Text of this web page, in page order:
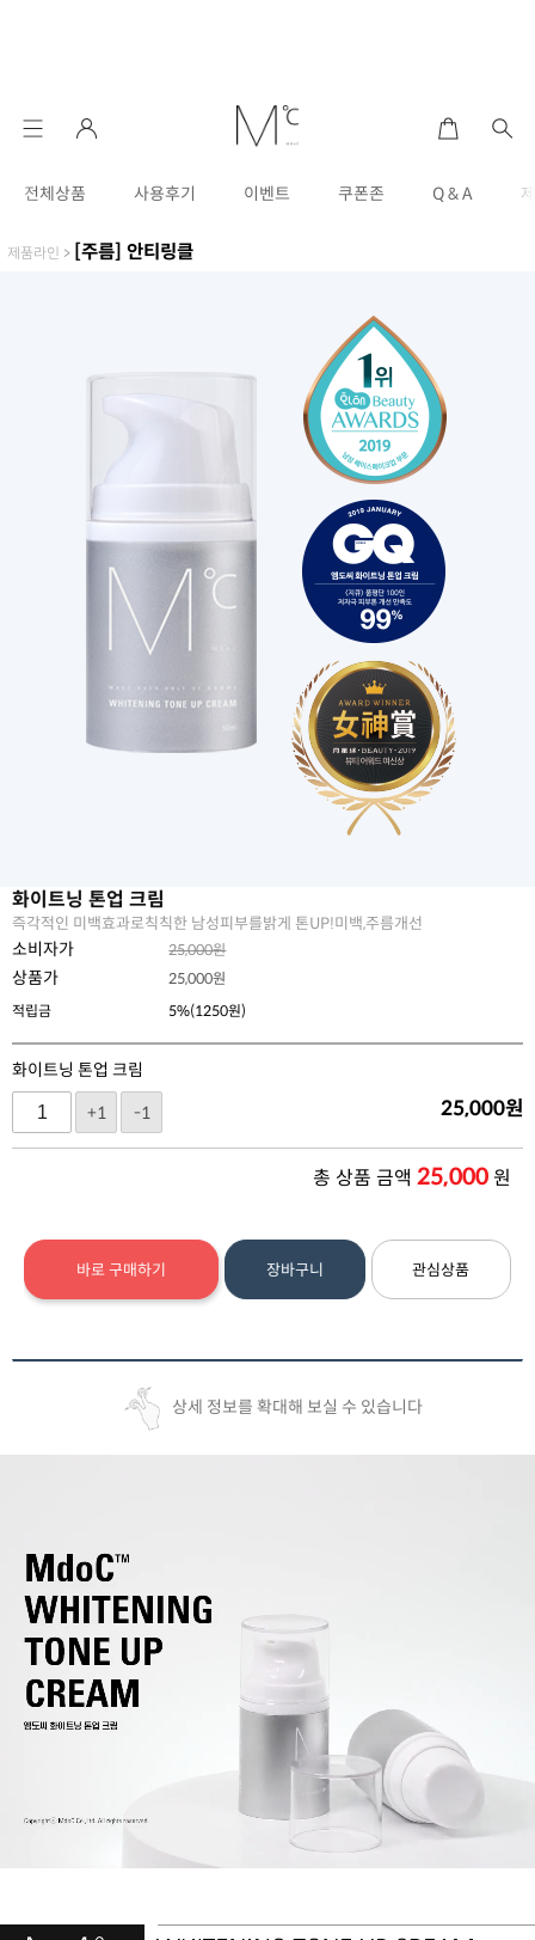
전체상품 사용후기 이벤트 쿠폰존 Q & A
제품라인 > [주름] 안티링클
화이트닝 톤업 크림
즉각적인 미백효과로칙칙한 남성피부를밝게 톤UP!미백,주름개선
소비자가 25,000원
상품가 25,000원
적립금
5%(1250원)
화이트닝 톤업 크림
+1
-1 25,000원
총 상품 금액 25,000원
바로 구매하기 장바구니 관심상품
상세 정보를 확대해 보실 수 있습니다